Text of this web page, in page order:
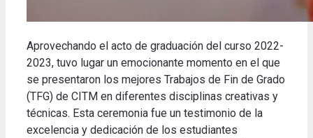
Aprovechando el acto de graduación del curso 2022-
2023, tuvo lugar un emocionante momento en el que
se presentaron los mejores Trabajos de Fin de Grado
(TFG) de CITM en diferentes disciplinas creativas y
técnicas. Esta ceremonia fue un testimonio de la
excelencia y dedicación de los estudiantes